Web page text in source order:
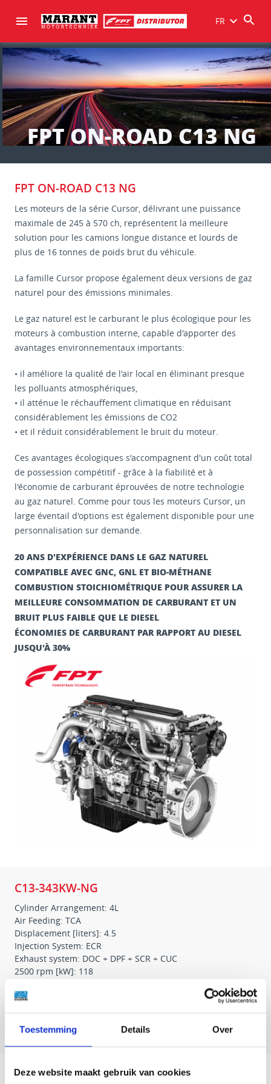
Toestemming Details Over
Deze website maakt gebruik van cookies
FR
FPT ON-ROAD C13 NG
FPT ON-ROAD C13 NG
Les moteurs de la série Cursor, délivrant une puissance
maximale de 245 à 570 ch, représentent la meilleure
solution pour les camions longue distance et lourds de
plus de 16 tonnes de poids brut du véhicule.
La famille Cursor propose également deux versions de gaz
naturel pour des émissions minimales.
Le gaz naturel est le carburant le plus écologique pour les
moteurs à combustion interne, capable d'apporter des
avantages environnementaux importants:
• il améliore la qualité de l'air local en éliminant presque
les polluants atmosphériques,
• il atténue le réchauffement climatique en réduisant
considérablement les émissions de CO2
• et il réduit considérablement le bruit du moteur.
Ces avantages écologiques s'accompagnent d'un coût total
de possession compétitif - grâce à la fiabilité et à
l'économie de carburant éprouvées de notre technologie
au gaz naturel. Comme pour tous les moteurs Cursor, un
large éventail d'options est également disponible pour une
personnalisation sur demande.
20 ANS D'EXPÉRIENCE DANS LE GAZ NATUREL
COMPATIBLE AVEC GNC, GNL ET BIO-MÉTHANE
COMBUSTION STOICHIOMÉTRIQUE POUR ASSURER LA
MEILLEURE CONSOMMATION DE CARBURANT ET UN
BRUIT PLUS FAIBLE QUE LE DIESEL
ÉCONOMIES DE CARBURANT PAR RAPPORT AU DIESEL
JUSQU'À 30%
C13-343KW-NG
Cylinder Arrangement: 4L
Air Feeding: TCA
Displacement [liters]: 4.5
Injection System: ECR
Exhaust system: DOC + DPF + SCR + CUC
2500 rpm [kW]: 118
Emission: Euro VI-D
Download brochure
ARRANGEMENT